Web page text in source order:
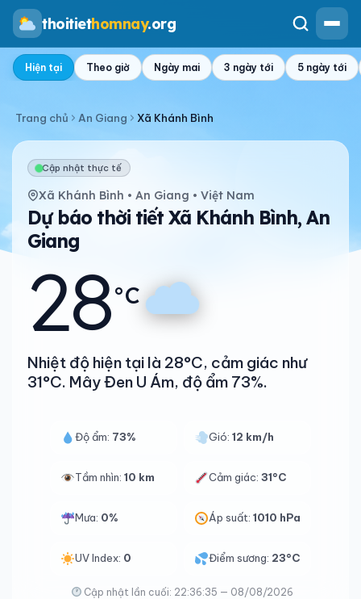
thoitiethomnay.org
Hiện tại Theo giờ Ngày mai 3 ngày tới 5 ngày tới
Trang chủ An Giang Xã Khánh Bình
Cập nhật thực tế
Xã Khánh Bình • An Giang • Việt Nam
Dự báo thời tiết Xã Khánh Bình, An
Giang
28°C
Nhiệt độ hiện tại là 28°C, cảm giác như
31°C. Mây Đen U Ám, độ ẩm 73%.
Độ ẩm: 73% Gió:12 km/h
Tầm nhìn: 10 km Cảm giác:31°C
Mưa: 0% Áp suất:1010 hPa
UV Index: 0 Điểm sương: 23°C
Cập nhật lần cuối: 22:36:35 — 08/08/2026